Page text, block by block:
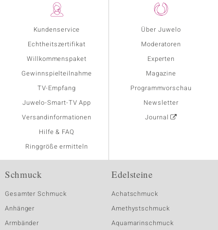
Kundenservice
Echtheitszertifikat
Willkommenspaket
Gewinnspielteilnahme
TV-Empfang
Juwelo-Smart-TV App
Versandinformationen
Hilfe & FAQ
Ringgröße ermitteln
Über Juwelo
Moderatoren
Experten
Magazine
Programmvorschau
Newsletter
Journal
Schmuck
Gesamter Schmuck
Anhänger
Armbänder
Edelsteine
Achatschmuck
Amethystschmuck
Aquamarinschmuck